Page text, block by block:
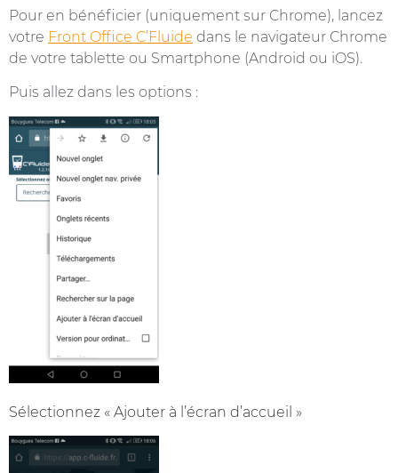
Pour en bénéficier (uniquement sur Chrome), lancez
votre Front Office C’Fluide dans le navigateur Chrome
de votre tablette ou Smartphone (Android ou iOS).
Puis allez dans les options :
Sélectionnez « Ajouter à l’écran d’accueil »